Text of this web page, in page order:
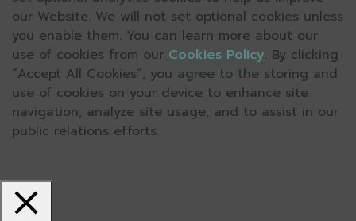
our Website. We will not set optional cookies unless
you enable them. You can learn more about our
use of cookies from our Cookies Policy. By clicking
“Accept All Cookies”, you agree to the storing and
use of cookies on your device to enhance site
navigation, analyze site usage, and to assist in our
public relations efforts.